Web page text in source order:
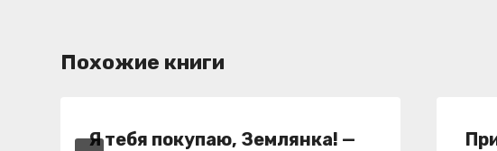
Похожие книги
Я тебя покупаю, Землянка! —